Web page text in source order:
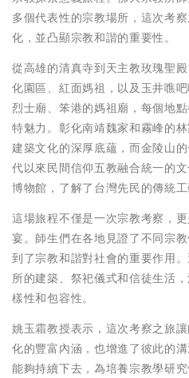
多個代表性的宗教場所，這次考
化，並凸顯宗教和諧的重要性。
從高雄的清真寺到天主教玫瑰聖
化園區、紅面媽祖，以及玉井噍
烈士廟、笨港的媽祖廟，每個地
特魅力。彰化南靖魏家和霧峰的
建築文化的深厚底蘊，而金陵山
代以來民間信仰五教融合統一的
博物館，了解了台灣先民的傳統工
這場旅程不僅是一次宗教考察，
宴。師生們在各地見證了不同宗
到了宗教和諧對社會的重要作用
所的建築、祭祀儀式和信徒生活
樣性和包容性。
姚玉霜教授表示，這次考察之旅
化的豐富內涵，也增進了彼此的
能夠持續下去，為培養宗教學研